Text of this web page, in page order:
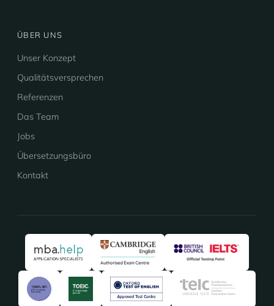
ÜBER UNS
Unser Konzept
Qualitätsversprechen
Referenzen
Das Team
Jobs
Übersetzungsbüro
Kontakt